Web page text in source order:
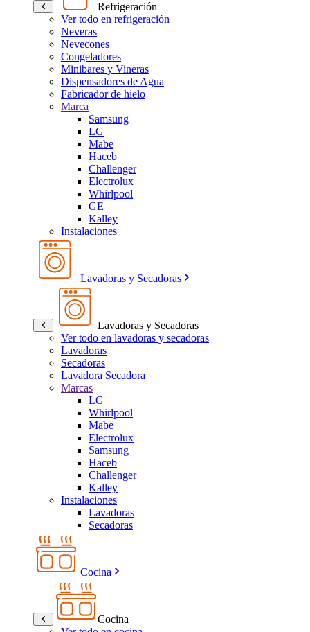
Refrigeración
Ver todo en refrigeración
Neveras
Nevecones
Congeladores
Minibares y Vineras
Dispensadores de Agua
Fabricador de hielo
Marca
Samsung
LG
Mabe
Haceb
Challenger
Electrolux
Whirlpool
GE
Kalley
Instalaciones
Lavadoras y Secadoras
Lavadoras y Secadoras
Ver todo en lavadoras y secadoras
Lavadoras
Secadoras
Lavadora Secadora
Marcas
LG
Whirlpool
Mabe
Electrolux
Samsung
Haceb
Challenger
Kalley
Instalaciones
Lavadoras
Secadoras
Cocina
Cocina